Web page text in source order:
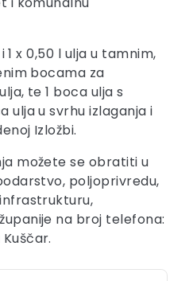
1 x 0,50 l ulja u tamnim,
bocama za
te 1 boca ulja s
ulja u svrhu izlaganja i
Izložbi.
možete se obratiti u
poljoprivredu,
na broj telefona: